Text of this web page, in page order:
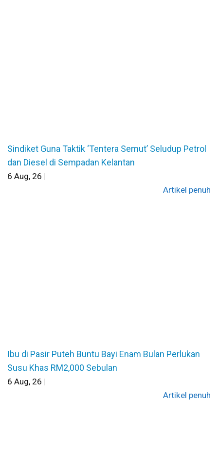
Sindiket Guna Taktik ‘Tentera Semut’ Seludup Petrol
dan Diesel di Sempadan Kelantan
6 Aug, 26 |
Artikel penuh
Ibu di Pasir Puteh Buntu Bayi Enam Bulan Perlukan
Susu Khas RM2,000 Sebulan
6 Aug, 26 |
Artikel penuh